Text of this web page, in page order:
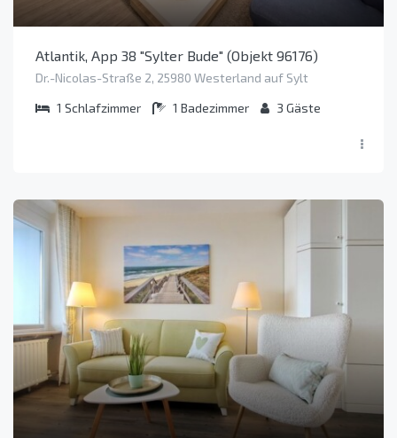
Atlantik, App 38 "Sylter Bude" (Objekt 96176)
Dr.-Nicolas-Straße 2, 25980 Westerland auf Sylt
1 Schlafzimmer 1 Badezimmer 3 Gäste